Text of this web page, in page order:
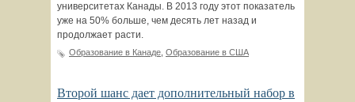
университетах Канады. В 2013 году этот показатель
уже на 50% больше, чем десять лет назад и
продолжает расти.
Образование в Канаде Образование в США
Второй шанс дает дополнительный набор в